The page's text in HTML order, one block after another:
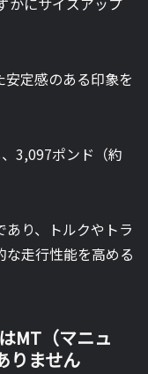
定感のある印象を
3,097ポンド（約
り、トルクやトラ
な走行性能を高める
MT（マニュ
りません